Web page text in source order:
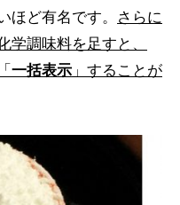
ほど有名です。 さらに
学調味料を足すと、
一括表示 」することが